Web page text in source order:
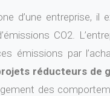
d’une entreprise, il
CO2.
émissions par
réducteurs de
des